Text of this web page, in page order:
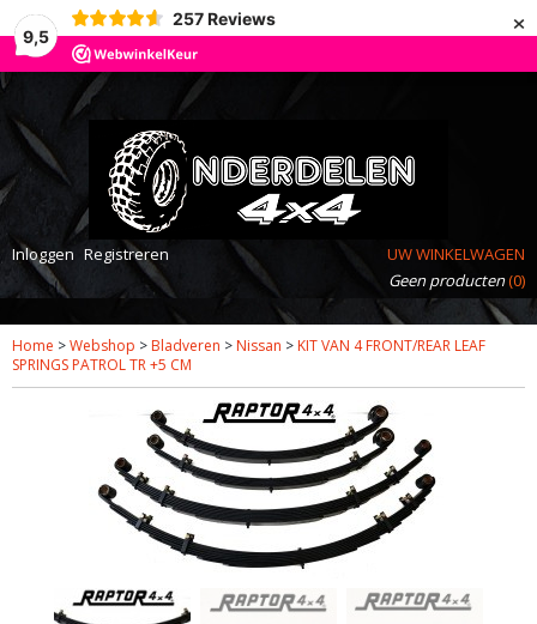
9,5
257 Reviews ×
Inloggen Registreren
UW WINKELWAGEN
Geen producten(0)
Home >Webshop > Bladveren > Nissan > KIT VAN 4 FRONT/REAR LEAF
SPRINGS PATROL TR +5 CM